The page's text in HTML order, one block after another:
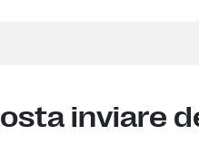
inviare